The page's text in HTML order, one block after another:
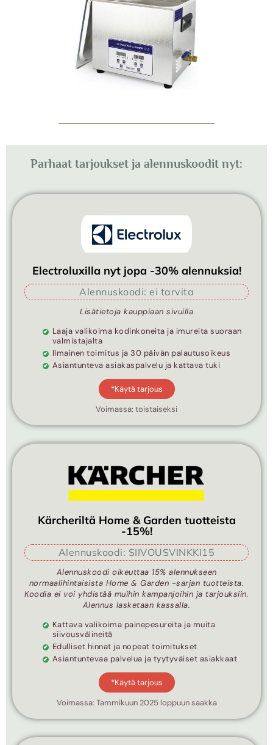
Parhaat tarjoukset ja alennuskoodit nyt:
Electroluxilla nyt jopa -30% alennuksia!
Alennuskoodi: ei tarvita
Lisätietoja kauppiaan sivuilla
Laaja valikoima kodinkoneita ja imureita suoraan
valmistajalta
Ilmainen toimitus ja 30 päivän palautusoikeus
Asiantunteva asiakaspalvelu ja kattava tuki
*Käytä tarjous
Voimassa: toistaiseksi
Kärcheriltä Home & Garden tuotteista
-15%!
Alennuskoodi: SIIVOUSVINKKI15
Alennuskoodi oikeuttaa 15% alennukseen
normaalihintaisista Home & Garden -sarjan tuotteista.
Koodia ei voi yhdistää muihin kampanjoihin ja tarjouksiin.
Alennus lasketaan kassalla.
Kattava valikoima painepesureita ja muita
siivousvälineitä
Edulliset hinnat ja nopeat toimitukset
Asiantuntevaa palvelua ja tyytyväiset asiakkaat
*Käytä tarjous
Voimassa: Tammikuun 2025 loppuun saakka